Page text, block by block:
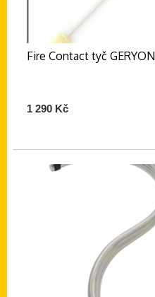
Fire Contact tyč GERYON
1 290 Kč